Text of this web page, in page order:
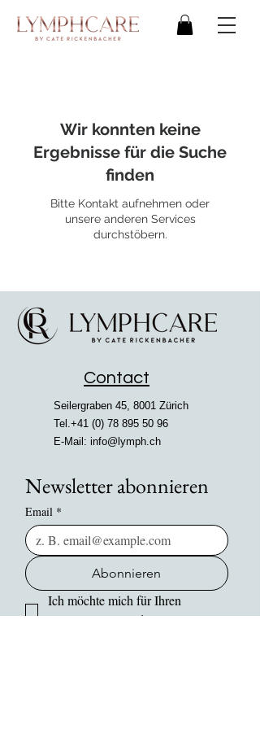
Wir konnten keine
Ergebnisse für die Suche
finden
Bitte Kontakt aufnehmen oder
unsere anderen Services
durchstöbern.
Contact
Seilergraben 45, 8001 Zürich
Tel.+41 (0) 78 895 50 96
E-Mail: info@lymph.ch
Newsletter abonnieren
Email *
Abonnieren
Ich möchte mich für Ihren
Newsletter anmelden